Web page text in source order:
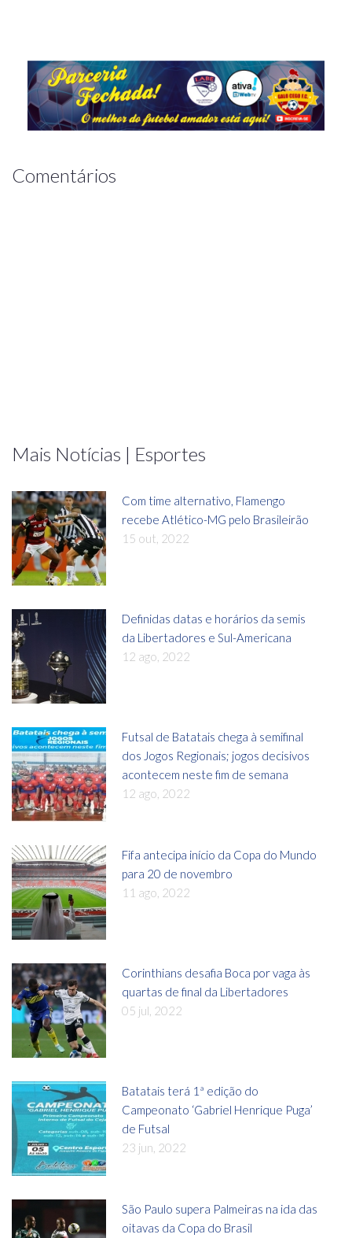
Comentários
Mais Notícias | Esportes
Com time alternativo, Flamengo
recebe Atlético-MG pelo Brasileirão
15 out, 2022
Definidas datas e horários da semis
da Libertadores e Sul-Americana
12 ago, 2022
Futsal de Batatais chega à semifinal
dos Jogos Regionais; jogos decisivos
acontecem neste fim de semana
12 ago, 2022
Fifa antecipa início da Copa do Mundo
para 20 de novembro
11 ago, 2022
Corinthians desafia Boca por vaga às
quartas de final da Libertadores
05 jul, 2022
Batatais terá 1ª edição do
Campeonato ‘Gabriel Henrique Puga’
de Futsal
23 jun, 2022
São Paulo supera Palmeiras na ida das
oitavas da Copa do Brasil